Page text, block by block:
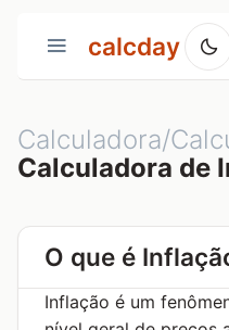
calcday
Calculadora/
Calculadora de
O que é
Inflação é um